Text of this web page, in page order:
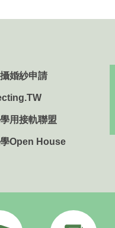
婚紗申請
用接軌聯盟
Open House